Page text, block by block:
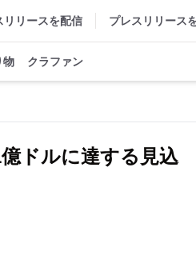
リリースを配信 プレスリリース
物 クラファン
ドルに達する見込